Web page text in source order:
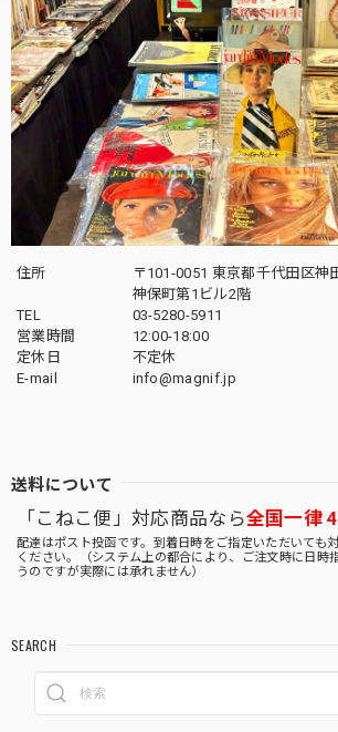
住所
〒101-0051 東京都千代田区神
神保町第1ビル2階
TEL
03-5280-5911
営業時間
12:00-18:00
定休日
不定休
E-mail
info@magnif.jp
送料について
「こねこ便」対応商品なら全国一律
配達はポスト投函です。到着日時をご指定いただいても
ください。（システム上の都合により、ご注文時に日時
うのですが実際には承れません）
SEARCH